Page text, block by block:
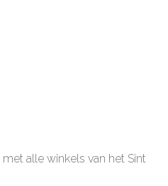
alle winkels van het Sint